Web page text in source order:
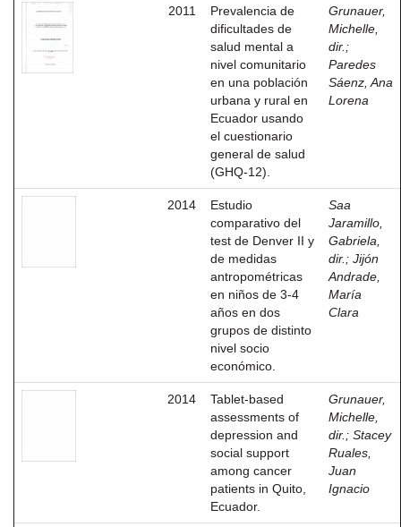
2011
Prevalencia de
dificultades de
salud mental a
nivel comunitario
en una población
urbana y rural en
Ecuador usando
el cuestionario
general de salud
(GHQ-12).
Grunauer,
Michelle,
dir. ;
Paredes
Sáenz, Ana
Lorena
2014
Estudio
comparativo del
test de Denver II y
de medidas
antropométricas
en niños de 3-4
años en dos
grupos de distinto
nivel socio
económico.
Saa
Jaramillo,
Gabriela,
dir. ; Jijón
Andrade,
María
Clara
2014
Tablet-based
assessments of
depression and
social support
among cancer
patients in Quito,
Ecuador.
Grunauer,
Michelle,
dir. ; Stacey
Ruales,
Juan
Ignacio